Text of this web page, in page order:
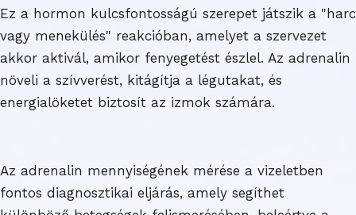
Ez a hormon kulcsfontosságú szerepet játszik a "harc
vagy menekülés" reakcióban, amelyet a szervezet
akkor aktivál, amikor fenyegetést észlel. Az adrenalin
növeli a szívverést, kitágítja a légutakat, és
energialöketet biztosít az izmok számára.
Az adrenalin mennyiségének mérése a vizeletben
fontos diagnosztikai eljárás, amely segíthet